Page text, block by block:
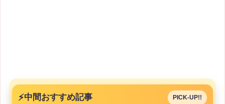
⚡中間おすすめ記事 PICK-UP!!